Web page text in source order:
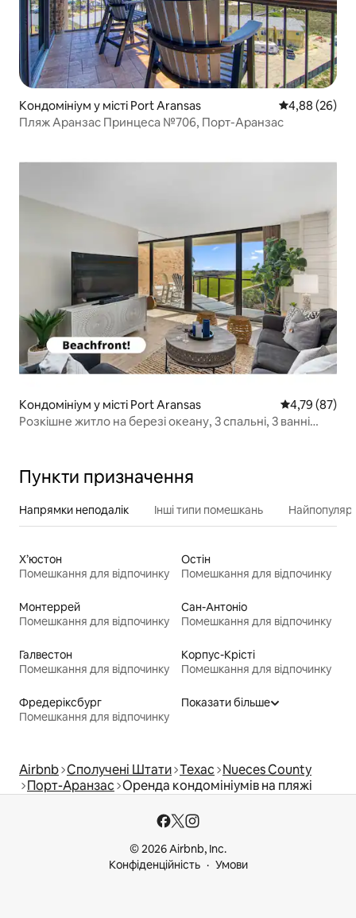
Кондомініум у місті Port Aransas Середня
4,88 (26)
Пляж Аранзас Принцеса №706, Порт-Аранзас
Кондомініум у місті Port Aransas Середня
4,79 (87)
Розкішне житло на березі океану, 3 спальні, 3 ванні
Пункти призначення
Напрямки неподалік Інші типи помешкань
Х’юстон
Помешкання для відпочинку
Остін
Помешкання для відпочинку
Монтеррей
Помешкання для відпочинку
Сан-Антоніо
Помешкання для відпочинку
Галвестон
Помешкання для відпочинку
Корпус-Крісті
Помешкання для відпочинку
Фредеріксбург
Помешкання для відпочинку
Показати більше
Airbnb Сполучені Штати Техас Nueces County
Порт-Аранзас Оренда кондомініумів на пляжі
© 2026 Airbnb, Inc.
Конфіденційність
Умови